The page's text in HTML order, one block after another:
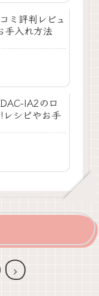
ミ評判レビュ
手入れ方法
IA2の口
レシピやお手
次